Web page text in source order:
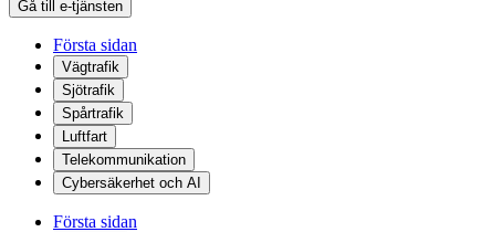
Gå till e-tjänsten
Första sidan
Vägtrafik
Sjötrafik
Spårtrafik
Luftfart
Telekommunikation
Cybersäkerhet och AI
Första sidan